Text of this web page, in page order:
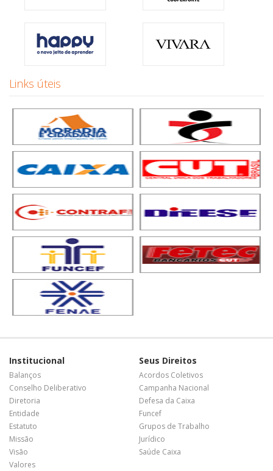
Links úteis
Institucional
Balanços
Conselho Deliberativo
Diretoria
Entidade
Estatuto
Missão
Visão
Valores
Seus Direitos
Acordos Coletivos
Campanha Nacional
Defesa da Caixa
Funcef
Grupos de Trabalho
Jurídico
Saúde Caixa